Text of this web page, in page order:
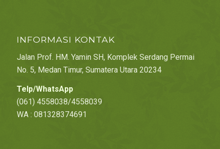
INFORMASI KONTAK
Jalan Prof. HM. Yamin SH, Komplek Serdang Permai
No. 5, Medan Timur, Sumatera Utara 20234
Telp/WhatsApp
(061) 4558038/4558039
WA : 081328374691